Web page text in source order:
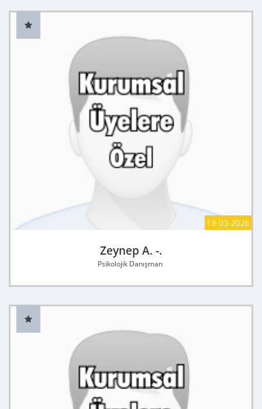
13-03-2026
Zeynep A. -.
Psikolojik Danışman